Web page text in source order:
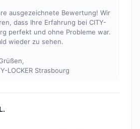
ausgezeichnete Bewertung! Wir
dass Ihre Erfahrung bei CITY-
perfekt und ohne Probleme war.
wieder zu sehen.
LOCKER Strasbourg
5